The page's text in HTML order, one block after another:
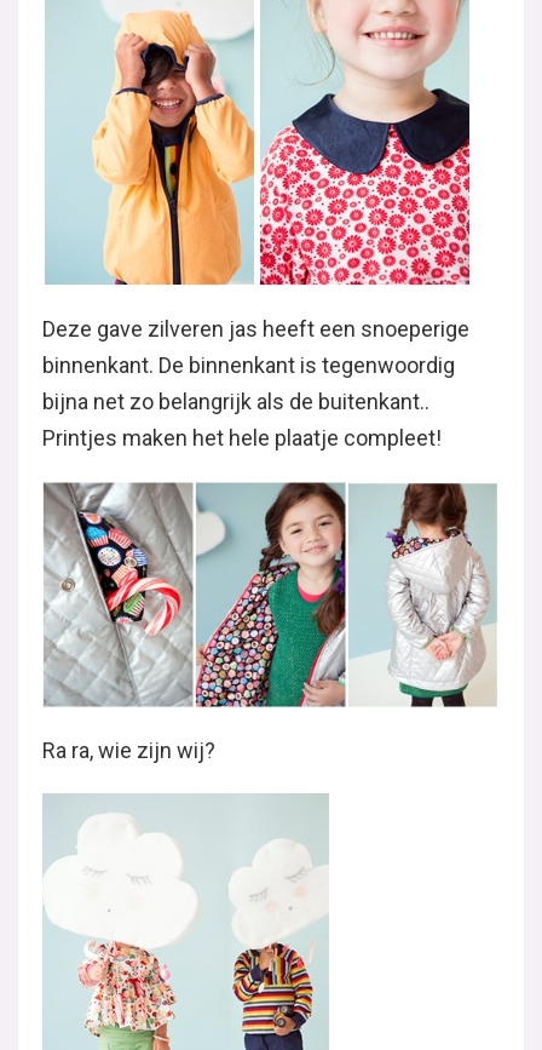
Deze gave zilveren jas heeft een snoeperige
binnenkant. De binnenkant is tegenwoordig
bijna net zo belangrijk als de buitenkant..
Printjes maken het hele plaatje compleet!
Ra ra, wie zijn wij?